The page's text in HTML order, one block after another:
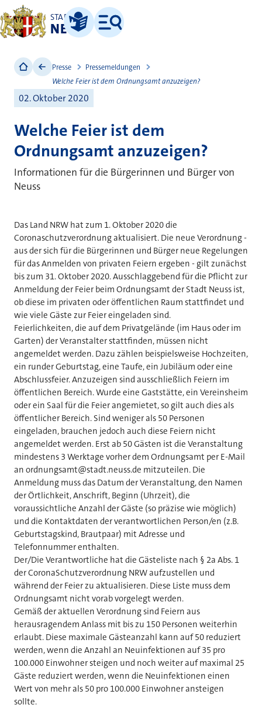
STADT
NEUSS
Leichte Sprache
Menü
Presse
Pressemeldungen
Welche Feier ist dem Ordnungsamt anzuzeigen?
02. Oktober 2020
Welche Feier ist dem
Ordnungsamt anzuzeigen?
Informationen für die Bürgerinnen und Bürger von
Neuss
Das Land NRW hat zum 1. Oktober 2020 die
Coronaschutzverordnung aktualisiert. Die neue Verordnung -
aus der sich für die Bürgerinnen und Bürger neue Regelungen
für das Anmelden von privaten Feiern ergeben - gilt zunächst
bis zum 31. Oktober 2020. Ausschlaggebend für die Pflicht zur
Anmeldung der Feier beim Ordnungsamt der Stadt Neuss ist,
ob diese im privaten oder öffentlichen Raum stattfindet und
wie viele Gäste zur Feier eingeladen sind.
Feierlichkeiten, die auf dem Privatgelände (im Haus oder im
Garten) der Veranstalter stattfinden, müssen nicht
angemeldet werden. Dazu zählen beispielsweise Hochzeiten,
ein runder Geburtstag, eine Taufe, ein Jubiläum oder eine
Abschlussfeier. Anzuzeigen sind ausschließlich Feiern im
öffentlichen Bereich. Wurde eine Gaststätte, ein Vereinsheim
oder ein Saal für die Feier angemietet, so gilt auch dies als
öffentlicher Bereich. Sind weniger als 50 Personen
eingeladen, brauchen jedoch auch diese Feiern nicht
angemeldet werden. Erst ab 50 Gästen ist die Veranstaltung
mindestens 3 Werktage vorher dem Ordnungsamt per E-Mail
an ordnungsamt@stadt.neuss.de mitzuteilen. Die
Anmeldung muss das Datum der Veranstaltung, den Namen
der Örtlichkeit, Anschrift, Beginn (Uhrzeit), die
voraussichtliche Anzahl der Gäste (so präzise wie möglich)
und die Kontaktdaten der verantwortlichen Person/en (z.B.
Geburtstagskind, Brautpaar) mit Adresse und
Telefonnummer enthalten.
Der/Die Verantwortliche hat die Gästeliste nach § 2a Abs. 1
der CoronaSchutzverordnung NRW aufzustellen und
während der Feier zu aktualisieren. Diese Liste muss dem
Ordnungsamt nicht vorab vorgelegt werden.
Gemäß der aktuellen Verordnung sind Feiern aus
herausragendem Anlass mit bis zu 150 Personen weiterhin
erlaubt. Diese maximale Gästeanzahl kann auf 50 reduziert
werden, wenn die Anzahl an Neuinfektionen auf 35 pro
100.000 Einwohner steigen und noch weiter auf maximal 25
Gäste reduziert werden, wenn die Neuinfektionen einen
Wert von mehr als 50 pro 100.000 Einwohner ansteigen
sollte.